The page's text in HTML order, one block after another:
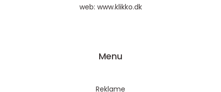
web: www.klikko.dk
Menu
Reklame